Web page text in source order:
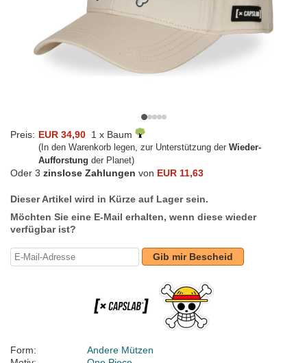
Preis: EUR 34,90 1 x Baum
(In den Warenkorb legen, zur Unterstützung der Wieder-
Aufforstung der Planet)
Oder 3 zinslose Zahlungen von EUR 11,63
Dieser Artikel wird in Kürze auf Lager sein.
Möchten Sie eine E-Mail erhalten, wenn diese wieder
verfügbar ist?
Gib mir Bescheid
Form:
Andere Mützen